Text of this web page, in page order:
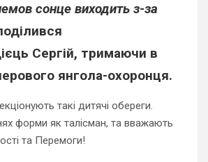
сонце виходить з-за
Сергій, тримаючи в
янгола-охоронця.
такі дитячі обереги.
форми як талісман, та вважають
та Перемоги!